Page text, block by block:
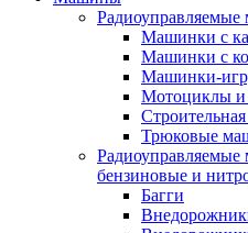
Машинки с
Машинки с
Машинки-
Мотоциклы
Трюковые
бензиновые и
Багги